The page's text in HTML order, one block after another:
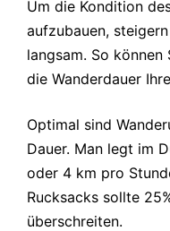
Um die Kondition
aufzubauen,
langsam. So
die Wanderdauer
Optimal sind
Dauer. Man legt im
oder 4 km pro
Rucksacks sollte
überschreiten.